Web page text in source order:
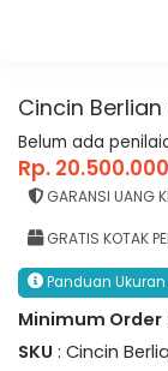
Cincin Berlian
Belum ada
Rp. 20.500.000
GARANSI UANG
GRATIS KOTAK
Panduan Ukuran
Minimum Order
SKU : Cincin